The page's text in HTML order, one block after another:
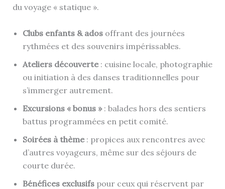
du voyage « statique ».
Clubs enfants & adosoffrant des journées
rythmées et des souvenirs impérissables.
Ateliers découverte: cuisine locale, photographie
ou initiation à des danses traditionnelles pour
s’immerger autrement.
Excursions « bonus »: balades hors des sentiers
battus programmées en petit comité.
Soirées à thème: propices aux rencontres avec
d’autres voyageurs, même sur des séjours de
courte durée.
Bénéfices exclusifspour ceux qui réservent par